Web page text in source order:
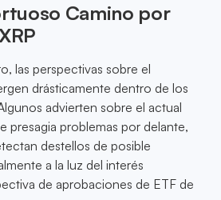
Camino por
las perspectivas sobre el
drásticamente dentro de los
advierten sobre el actual
presagia problemas por delante,
destellos de posible
a la luz del interés
de aprobaciones de ETF de